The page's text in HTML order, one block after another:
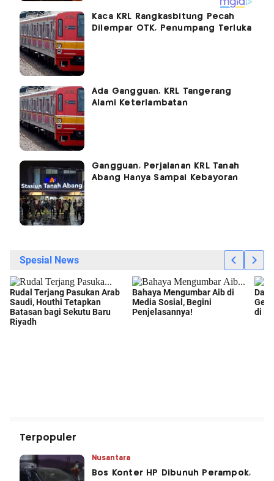
Kaca KRL Rangkasbitung Pecah
Dilempar OTK, Penumpang Terluka
Ada Gangguan, KRL Tangerang
Alami Keterlambatan
Gangguan, Perjalanan KRL Tanah
Abang Hanya Sampai Kebayoran
Terpopuler
Nusantara
Bos Konter HP Dibunuh Perampok,